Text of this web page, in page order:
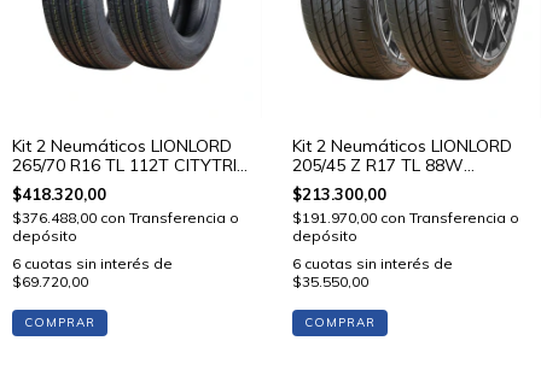
Kit 2 Neumáticos LIONLORD
265/70 R16 TL 112T CITYTRIP
V01
$418.320,00
$376.488,00 con Transferencia o
depósito
6 cuotas sin interés de
$69.720,00
COMPRAR
Kit 2 Neumáticos LIONLORD
205/45 Z R17 TL 88W
MUTECH H02
$213.300,00
$191.970,00 con Transferencia o
depósito
6 cuotas sin interés de
$35.550,00
COMPRAR